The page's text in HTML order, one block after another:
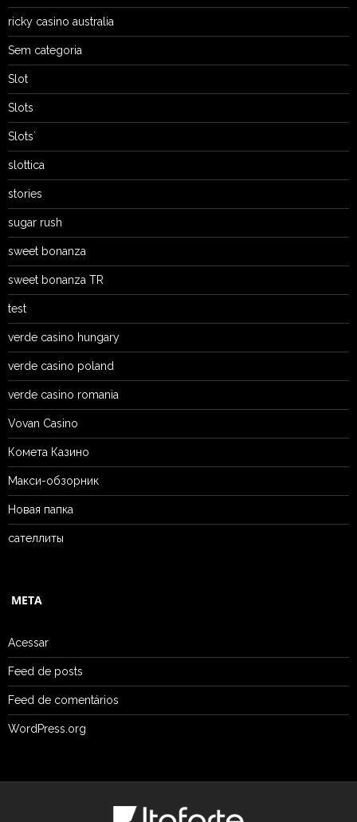
ricky casino australia
Sem categoria
Slot
Slots
Slots`
slottica
stories
sugar rush
sweet bonanza
sweet bonanza TR
test
verde casino hungary
verde casino poland
verde casino romania
Vovan Casino
Комета Казино
Макси-обзорник
Новая папка
сателлиты
META
Acessar
Feed de posts
Feed de comentários
WordPress.org